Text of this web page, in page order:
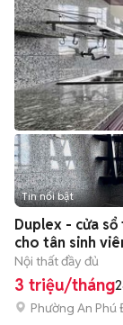
Tin nổi bật
Duplex - cửa
cho tân sinh
Nội thất đầy đủ
3 triệu/tháng
Phường An Phú